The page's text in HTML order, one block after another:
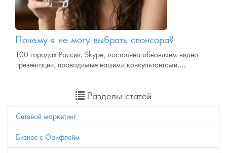
Почему я не могу выбрать спонсора?
100 городах России. Skype, постоянно обновляем видео
презентации, проводимые нашими консультантами....
Разделы статей
Сетевой маркетинг
Бизнес с Орифлейм